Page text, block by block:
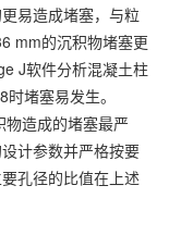
易造成堵塞，与粒
mm的沉积物堵塞更
J软件分析混凝土柱
堵塞易发生。
造成的堵塞最严
计参数并严格按要
孔径的比值在上述